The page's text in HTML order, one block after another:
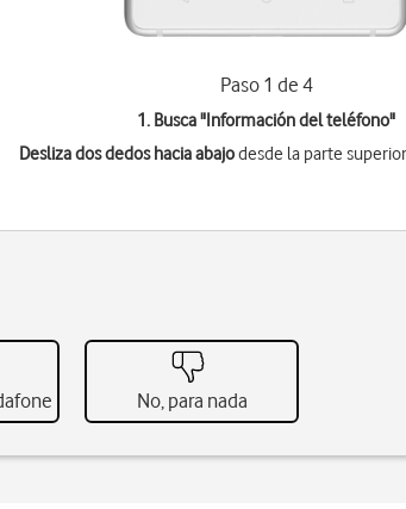
Paso 1 de 4
1. Busca "Información del teléfono"
Desliza dos dedos hacia abajodesde la parte
No, para nada